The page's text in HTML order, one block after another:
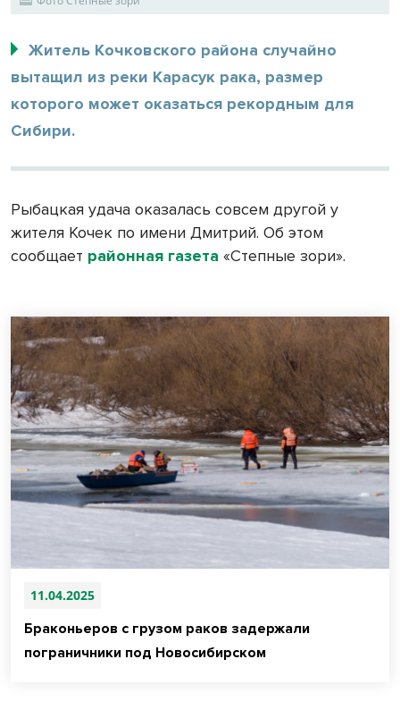
Житель Кочковского района случайно
вытащил из реки Карасук рака, размер
которого может оказаться рекордным для
Сибири.
Рыбацкая удача оказалась совсем другой у
жителя Кочек по имени Дмитрий. Об этом
сообщает районная газета «Степные зори».
11.04.2025
Браконьеров с грузом раков задержали
пограничники под Новосибирском